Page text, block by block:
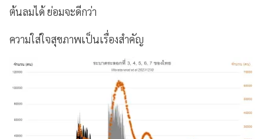
ต้นลมได้ ย่อมจะดีกว่า
ความใส่ใจสุขภาพเป็นเรื่องสำคัญ